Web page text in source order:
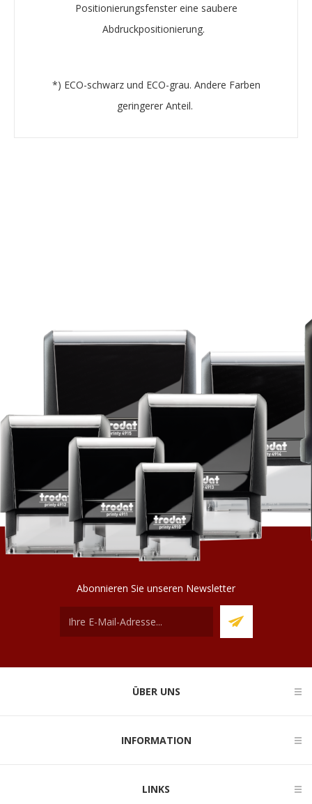
Positionierungsfenster eine saubere
Abdruckpositionierung.
*) ECO-schwarz und ECO-grau. Andere Farben
geringerer Anteil. ​​
Abonnieren Sie unseren Newsletter
ÜBER UNS
INFORMATION
LINKS